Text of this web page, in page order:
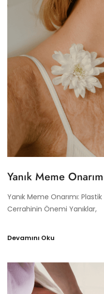
Yanık Meme
Yanık Meme Onarımı:
Cerrahinin Önemi Yanıklar,
Devamını Oku